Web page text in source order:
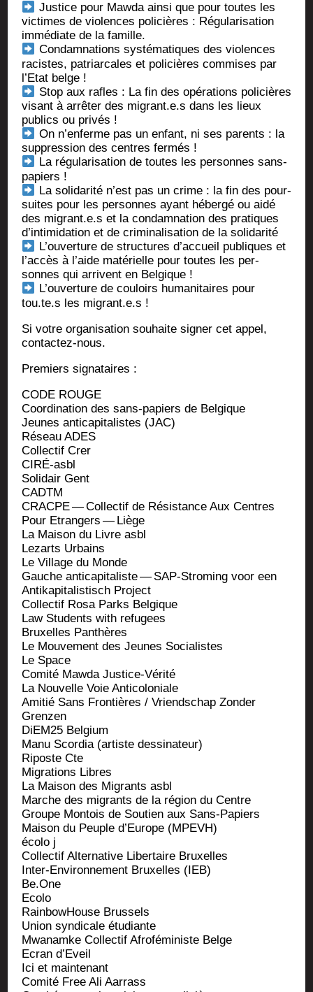
Jus­tice pour Maw­da ain­si que pour toutes les
vic­times de vio­lences poli­cières : Régu­la­ri­sa­tion
immé­diate de la famille.
Condam­na­tions sys­té­ma­tiques des vio­lences
racistes, patriar­cales et poli­cières com­mises par
l’Etat belge !
Stop aux rafles : La fin des opé­ra­tions poli­cières
visant à arrê­ter des migrant.e.s dans les lieux
publics ou privés !
On n’enferme pas un enfant, ni ses parents : la
sup­pres­sion des centres fermés !
La régu­la­ri­sa­tion de toutes les per­sonnes sans-
papiers !
La soli­da­ri­té n’est pas un crime : la fin des pour­
suites pour les per­sonnes ayant héber­gé ou aidé
des migrant.e.s et la condam­na­tion des pra­tiques
d’intimidation et de cri­mi­na­li­sa­tion de la solidarité
L’ouverture de struc­tures d’ac­cueil publiques et
l’accès à l’aide maté­rielle pour toutes les per­
sonnes qui arrivent en Belgique !
L’ouverture de cou­loirs huma­ni­taires pour
tou.te.s les migrant.e.s !
Si votre orga­ni­sa­tion sou­haite signer cet appel,
contactez-nous.
Pre­miers signataires :
CODE ROUGE
Coor­di­na­tion des sans-papiers de Belgique
Jeunes anti­ca­pi­ta­listes (JAC)
Réseau ADES
Col­lec­tif Crer
CIRÉ-asbl
Soli­dair Gent
CADTM
CRACPE — Col­lec­tif de Résis­tance Aux Centres
Pour Etran­gers — Liège
La Mai­son du Livre asbl
Lezarts Urbains
Le Vil­lage du Monde
Gauche anti­ca­pi­ta­liste — SAP-Stro­ming voor een
Anti­ka­pi­ta­lis­tisch Project
Col­lec­tif Rosa Parks Belgique
Law Stu­dents with refugees
Bruxelles Panthères
Le Mou­ve­ment des Jeunes Socialistes
Le Space
Comi­té Maw­da Justice-Vérité
La Nou­velle Voie Anticoloniale
Ami­tié Sans Fron­tières / Vriend­schap Zon­der
Grenzen
DiEM25 Belgium
Manu Scor­dia (artiste dessinateur)
Riposte Cte
Migra­tions Libres
La Mai­son des Migrants asbl
Marche des migrants de la région du Centre
Groupe Mon­tois de Sou­tien aux Sans-Papiers
Mai­son du Peuple d’Eu­rope (MPEVH)
éco­lo j
Col­lec­tif Alter­na­tive Liber­taire Bruxelles
Inter-Envi­ron­ne­ment Bruxelles (IEB)
Be.One
Ecolo
Rain­bow­House Brussels
Union syn­di­cale étudiante
Mwa­namke Col­lec­tif Afro­fé­mi­niste Belge
Ecran d’Eveil
Ici et maintenant
Comi­té Free Ali Aarrass